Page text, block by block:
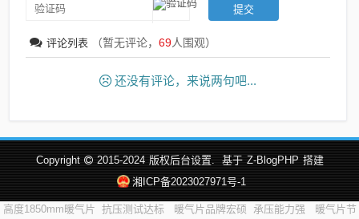
评论列表 （暂无评论，69人围观）
还没有评论，来说两句吧...
Copyright 2015-2024 版权后台设置. 基于 Z-BlogPHP 搭建
湘ICP备2023027971号-1
高度1850mm暖气片 抗压测试达标 暖气片品牌宏硕 承压能力强
暖气片节